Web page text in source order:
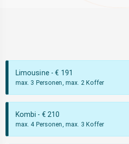
Limousine - € 191
max. 3 Personen, max. 2 Koffer
Kombi - € 210
max. 4 Personen, max. 3 Koffer